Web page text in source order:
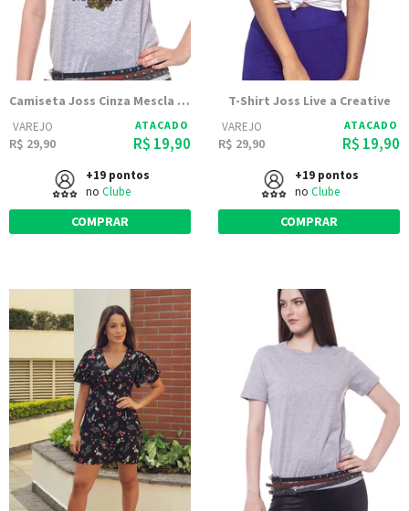
Camiseta Joss Cinza Mescla Estampada Caveira Rosas
VAREJO
R$ 29,90
ATACADO
R$ 19,90
+19 pontos
no Clube
COMPRAR
T-Shirt Joss Live a Creative
VAREJO
R$ 29,90
ATACADO
R$ 19,90
+19 pontos
no Clube
COMPRAR